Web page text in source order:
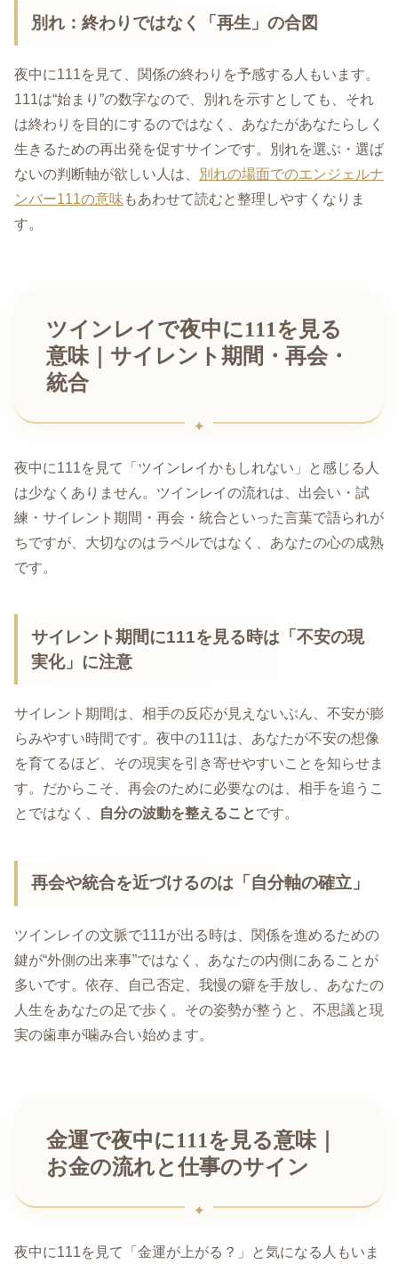
別れ：終わりではなく「再生」の合図
夜中に111を見て、関係の終わりを予感する人もいます。
111は“始まり”の数字なので、別れを示すとしても、それ
は終わりを目的にするのではなく、あなたがあなたらしく
生きるための再出発を促すサインです。別れを選ぶ・選ば
ないの判断軸が欲しい人は、
別れの場面でのエンジェルナ
ンバー111の意味 もあわせて読むと整理しやすくなりま
す。
ツインレイで夜中に111を見る
意味｜サイレント期間・再会・
統合
夜中に111を見て「ツインレイかもしれない」と感じる人
は少なくありません。ツインレイの流れは、出会い・試
練・サイレント期間・再会・統合といった言葉で語られが
ちですが、大切なのはラベルではなく、あなたの心の成熟
です。
サイレント期間に111を見る時は「不安の現
実化」に注意
サイレント期間は、相手の反応が見えないぶん、不安が膨
らみやすい時間です。夜中の111は、あなたが不安の想像
を育てるほど、その現実を引き寄せやすいことを知らせま
す。だからこそ、再会のために必要なのは、相手を追うこ
とではなく、
自分の波動を整えることです。
再会や統合を近づけるのは「自分軸の確立」
ツインレイの文脈で111が出る時は、関係を進めるための
鍵が“外側の出来事”ではなく、あなたの内側にあることが
多いです。依存、自己否定、我慢の癖を手放し、あなたの
人生をあなたの足で歩く。その姿勢が整うと、不思議と現
実の歯車が噛み合い始めます。
金運で夜中に111を見る意味｜
お金の流れと仕事のサイン
夜中に111を見て「金運が上がる？」と気になる人もいま